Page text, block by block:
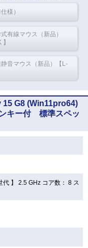
様）
有線マウス（新品）
音マウス（新品）【L-
G8 (Win11pro64)
キー付 標準スペッ
代 】 2.5 GHz コア数： 8 ス